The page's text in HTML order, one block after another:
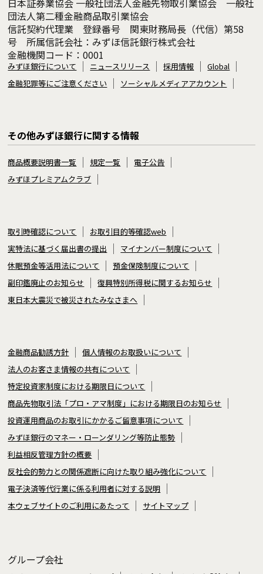
日本証券業協会 一般社団法人金融先物取引業協会 一般社
団法人第二種金融商品取引業協会
信託契約代理業 登録番号 関東財務局長（代信）第58
号 所属信託会社：みずほ信託銀行株式会社
金融機関コード：0001
みずほ銀行について ニュースリリース 採用情報
Global
金融犯罪等にご注意ください
ソーシャルメディアアカウント
その他みずほ銀行に関する情報
商品概要説明書一覧 規定一覧
電子公告
みずほプレミアムクラブ
取引時確認について
お取引目的等確認web
実特法に基づく届出書の提出
マイナンバー制度について
休眠預金等活用法について
預金保険制度について
副印鑑廃止のお知らせ
復興特別所得税に関するお知らせ
東日本大震災で被災されたみなさまへ
金融商品勧誘方針
個人情報のお取扱いについて
法人のお客さま情報の共有について
特定投資家制度における期限日について
商品先物取引法「プロ・アマ制度」における期限日のお知らせ
投資運用商品のお取引にかかるご留意事項について
みずほ銀行のマネー・ローンダリング等防止態勢
利益相反管理方針の概要
反社会的勢力との関係遮断に向けた取り組み強化について
電子決済等代行業に係る利用者に対する説明
本ウェブサイトのご利用にあたって
サイトマップ
グループ会社